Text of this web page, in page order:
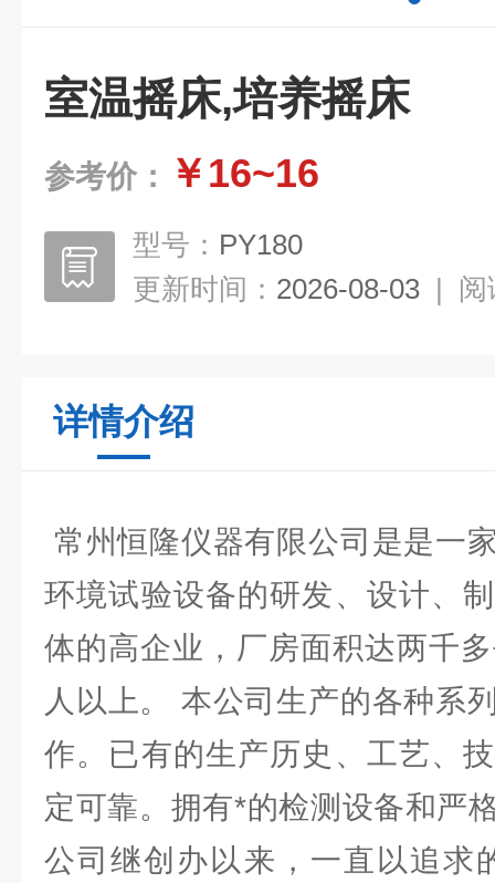
室温摇床,培养摇床
参考价： ￥16~16
型号： PY180
更新时间： 2026-08-03 | 阅
详情介绍
常州恒隆仪器有限公司是是一
环境试验设备的研发、设计、
体的高企业，厂房面积达两千
人以上。 本公司生产的各种系
作。已有的生产历史、工艺、
定可靠。拥有*的检测设备和严
公司继创办以来，一直以追求